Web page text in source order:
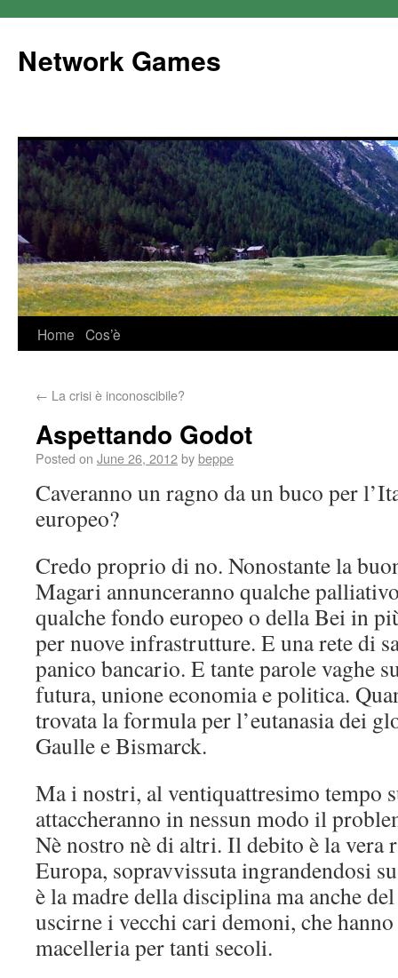
Network Games
Home Cos’è
← La crisi è inconoscibile?
Aspettando Godot
Posted on June 26, 2012bybeppe
Caveranno un ragno da un buco per
europeo?
Credo proprio di no. Nonostante la
Magari annunceranno qualche
qualche fondo europeo o della Bei in
per nuove infrastrutture. E una rete di
panico bancario. E tante parole vaghe
futura, unione economia e politica.
trovata la formula per l’eutanasia dei
Gaulle e Bismarck.
Ma i nostri, al ventiquattresimo tempo
attaccheranno in nessun modo il
Nè nostro nè di altri. Il debito è la vera
Europa, sopravvissuta ingrandendosi
è la madre della disciplina ma anche
uscirne i vecchi cari demoni, che
macelleria per tanti secoli.